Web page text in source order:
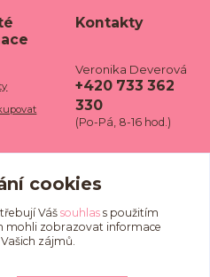
podmínky
osobních
Kontakty
Veronika Deverová
+420 733 362
330
(Po-Pá, 8-16 hod.)
we.cz
cookies
Váš souhlass použitím
mohli zobrazovat informace
zájmů.